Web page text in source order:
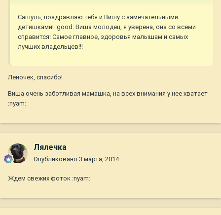
Сашуль, поздравляю тебя и Вишу с замечательными
детишками! :good: Виша молодец, я уверена, она со всеми
справится! Самое главное, здоровья малышам и самых
лучших владельцев!!!
Леночек, спасибо!
Виша очень заботливая мамашка, на всех внимания у нее хватает
:nyam:
Лялечка
Опубликовано 3 марта, 2014
Ждем свежих фоток :nyam: